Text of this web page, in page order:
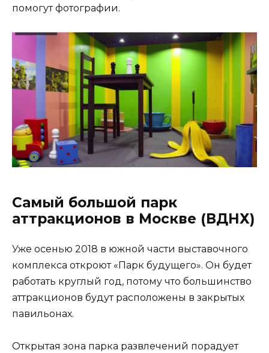
помогут фотографии.
Самый большой парк
аттракционов в Москве (ВДНХ)
Уже осенью 2018 в южной части выставочного
комплекса откроют «Парк будущего». Он будет
работать круглый год, потому что большинство
аттракционов будут расположены в закрытых
павильонах.
Открытая зона парка развлечений порадует